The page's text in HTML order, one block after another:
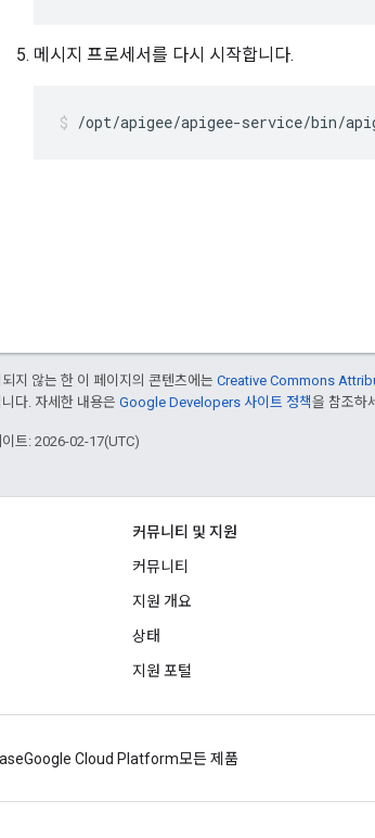
메시지 프로세서를 다시 시작합니다.
/opt/apigee/apigee-service/bin/
지 않는 한 이 페이지의 콘텐츠에는 Creative Commons
다. 자세한 내용은 Google Developers 사이트 정책을 참조하
이트: 2026-02-17(UTC)
커뮤니티 및 지원
커뮤니티
지원 개요
상태
지원 포털
Google Cloud Platform모든 제품